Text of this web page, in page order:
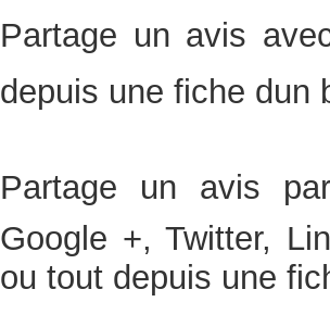
Partage un avis
depuis une fiche dun
Partage un avis
Google +, Twitter,
ou tout depuis une